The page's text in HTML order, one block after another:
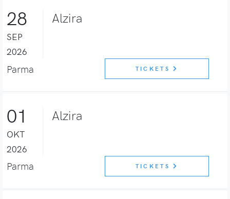
28
SEP
2026
Alzira
Parma TICKETS
01
OKT
2026
Alzira
Parma TICKETS